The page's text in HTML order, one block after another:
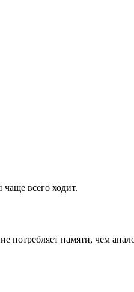
всего ходит.
потребляет памяти, чем